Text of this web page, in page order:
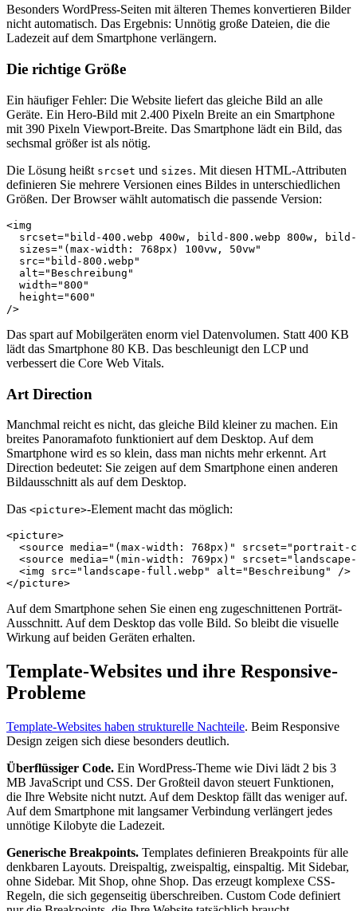
Besonders WordPress-Seiten mit älteren Themes konvertieren Bilder
nicht automatisch. Das Ergebnis: Unnötig große Dateien, die die
Ladezeit auf dem Smartphone verlängern.
Die richtige Größe
Ein häufiger Fehler: Die Website liefert das gleiche Bild an alle
Geräte. Ein Hero-Bild mit 2.400 Pixeln Breite an ein Smartphone
mit 390 Pixeln Viewport-Breite. Das Smartphone lädt ein Bild, das
sechsmal größer ist als nötig.
Die Lösung heißt srcset und sizes. Mit diesen HTML-Attributen
definieren Sie mehrere Versionen eines Bildes in unterschiedlichen
Größen. Der Browser wählt automatisch die passende Version:
<img
srcset="bild-400.webp 400w, bild-800.webp 800w,
  sizes="(max-width: 768px) 100vw, 50vw"
  src="bild-800.webp"
  alt="Beschreibung"
  width="800"
  height="600"
Das spart auf Mobilgeräten enorm viel Datenvolumen. Statt 400 KB
lädt das Smartphone 80 KB. Das beschleunigt den LCP und
verbessert die Core Web Vitals.
Art Direction
Manchmal reicht es nicht, das gleiche Bild kleiner zu machen. Ein
breites Panoramafoto funktioniert auf dem Desktop. Auf dem
Smartphone wird es so klein, dass man nichts mehr erkennt. Art
Direction bedeutet: Sie zeigen auf dem Smartphone einen anderen
Bildausschnitt als auf dem Desktop.
Das <picture>-Element macht das möglich:
<picture>
<source media="(max-width: 768px)" srcset="portrait-
<source media="(min-width: 769px)"
  <img src="landscape-full.webp" alt="Beschreibung" />
Auf dem Smartphone sehen Sie einen eng zugeschnittenen Porträt-
Ausschnitt. Auf dem Desktop das volle Bild. So bleibt die visuelle
Wirkung auf beiden Geräten erhalten.
Template-Websites und ihre Responsive-
Probleme
Template-Websites haben strukturelle Nachteile. Beim Responsive
Design zeigen sich diese besonders deutlich.
Überflüssiger Code. Ein WordPress-Theme wie Divi lädt 2 bis 3
MB JavaScript und CSS. Der Großteil davon steuert Funktionen,
die Ihre Website nicht nutzt. Auf dem Desktop fällt das weniger auf.
Auf dem Smartphone mit langsamer Verbindung verlängert jedes
unnötige Kilobyte die Ladezeit.
Generische Breakpoints. Templates definieren Breakpoints für alle
denkbaren Layouts. Dreispaltig, zweispaltig, einspaltig. Mit Sidebar,
ohne Sidebar. Mit Shop, ohne Shop. Das erzeugt komplexe CSS-
Regeln, die sich gegenseitig überschreiben. Custom Code definiert